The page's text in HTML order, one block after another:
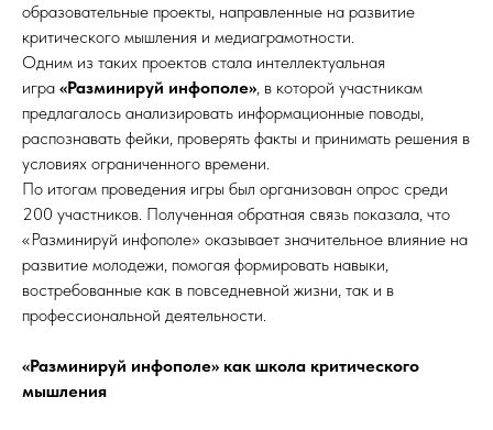
образовательные проекты, направленные на развитие
критического мышления и медиаграмотности.
Одним из таких проектов стала интеллектуальная
игра «Разминируй инфополе», в которой участникам
предлагалось анализировать информационные поводы,
распознавать фейки, проверять факты и принимать решения в
условиях ограниченного времени.
По итогам проведения игры был организован опрос среди
200 участников. Полученная обратная связь показала, что
«Разминируй инфополе» оказывает значительное влияние на
развитие молодежи, помогая формировать навыки,
востребованные как в повседневной жизни, так и в
профессиональной деятельности.
«Разминируй инфополе» как школа критического
мышления